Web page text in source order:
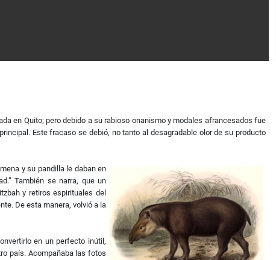
en Quito; pero debido a su rabioso onanismo y modales afrancesados fue
Este fracaso se debió, no tanto al desagradable olor de su producto
y su pandilla le daban en
También se narra, que un
y retiros espirituales del
De esta manera, volvió a la
en un perfecto inútil,
país. Acompañaba las fotos